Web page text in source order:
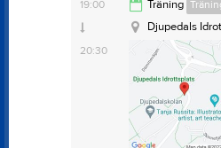
19:00
19:00 Träning
20:30
Djupedals